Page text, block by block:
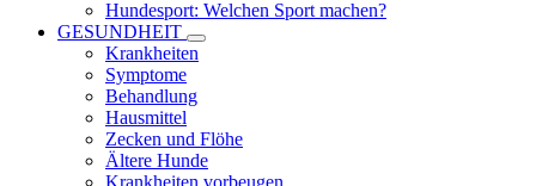
Hundesport: Welchen Sport machen?
GESUNDHEIT
Krankheiten
Symptome
Behandlung
Hausmittel
Zecken und Flöhe
Ältere Hunde
Krankheiten vorbeugen